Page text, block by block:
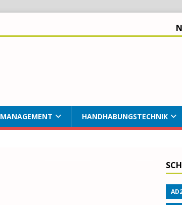
HANDHABUNGSTECHNIK